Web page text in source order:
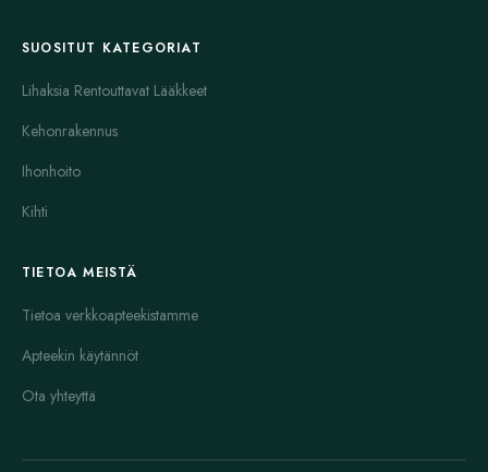
SUOSITUT KATEGORIAT
Lihaksia Rentouttavat Lääkkeet
Kehonrakennus
Ihonhoito
Kihti
TIETOA MEISTÄ
Tietoa verkkoapteekistamme
Apteekin käytännöt
Ota yhteyttä